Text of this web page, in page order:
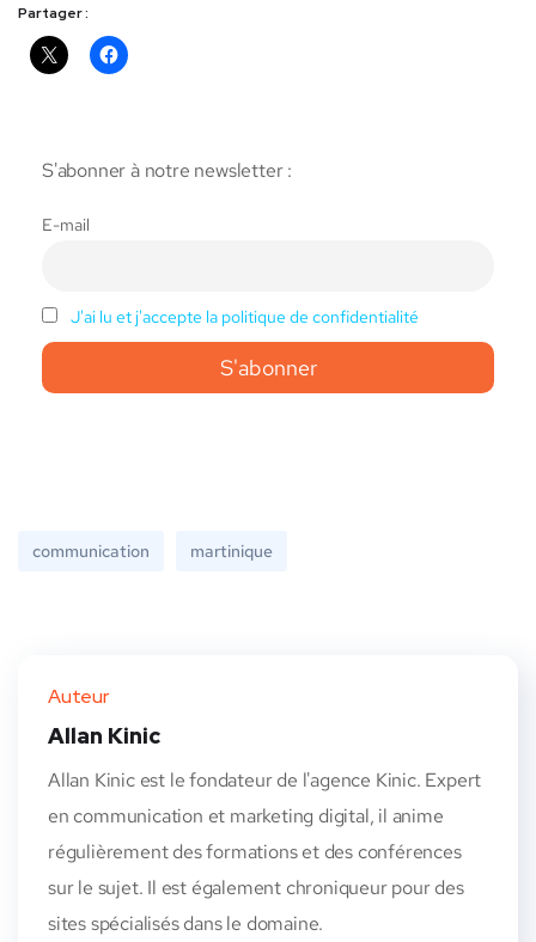
Partager :
S'abonner à notre newsletter :
E-mail
J'ai lu et j'accepte la politique de confidentialité
communication martinique
Auteur
Allan Kinic
Allan Kinic est le fondateur de l'agence Kinic. Expert
en communication et marketing digital, il anime
régulièrement des formations et des conférences
sur le sujet. Il est également chroniqueur pour des
sites spécialisés dans le domaine.